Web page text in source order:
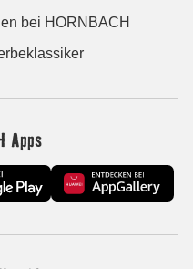
bei HORNBACH
Apps